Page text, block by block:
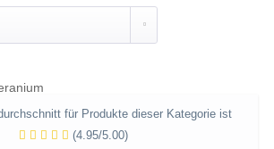
für Produkte dieser Kategorie ist
(4.95/5.00)